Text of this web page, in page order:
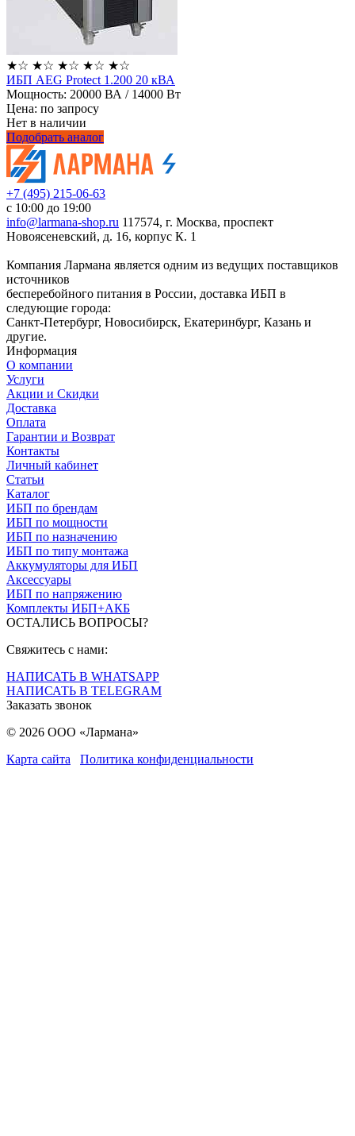
★☆ ★☆ ★☆ ★☆ ★☆
ИБП AEG Protect 1.200 20 кВА
Мощность: 20000 ВА / 14000 Вт
Цена: по запросу
Нет в наличии
Подобрать аналог
+7 (495) 215-06-63
с 10:00 до 19:00
info@larmana-shop.ru 117574, г. Москва, проспект
Новоясеневский, д. 16, корпус К. 1
Компания Лармана является одним из ведущих поставщиков
источников
бесперебойного питания в России, доставка ИБП в
следующие города:
Санкт-Петербург, Новосибирск, Екатеринбург, Казань и
другие.
Информация
О компании
Услуги
Акции и Скидки
Доставка
Оплата
Гарантии и Возврат
Контакты
Личный кабинет
Статьи
Каталог
ИБП по брендам
ИБП по мощности
ИБП по назначению
ИБП по типу монтажа
Аккумуляторы для ИБП
Аксессуары
ИБП по напряжению
Комплекты ИБП+АКБ
ОСТАЛИСЬ ВОПРОСЫ?
Свяжитесь с нами:
НАПИСАТЬ В WHATSAPP
НАПИСАТЬ В TELEGRAM
Заказать звонок
© 2026 ООО «Лармана»
Карта сайта
Политика конфиденциальности